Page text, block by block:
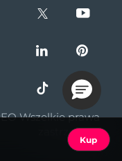
Wszelkie prawa
zastrzeżone
Kup